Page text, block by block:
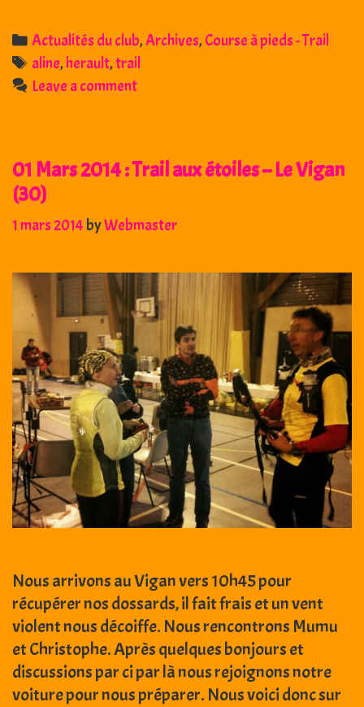
2014
Mathieu
Categories
Actualités du club,Archives, Course à pieds - Trail
Tags
aline, herault,trail
Leave a comment
01 Mars 2014 : Trail aux étoiles – Le Vigan
(30)
1 mars 2014 byWebmaster
Nous arrivons au Vigan vers 10h45 pour
récupérer nos dossards, il fait frais et un vent
violent nous décoiffe. Nous rencontrons Mumu
et Christophe. Après quelques bonjours et
discussions par ci par là nous rejoignons notre
voiture pour nous préparer. Nous voici donc sur